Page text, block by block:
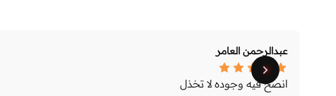
عبدالرحمن العامر
انصح فيه وجوده لا تخذل